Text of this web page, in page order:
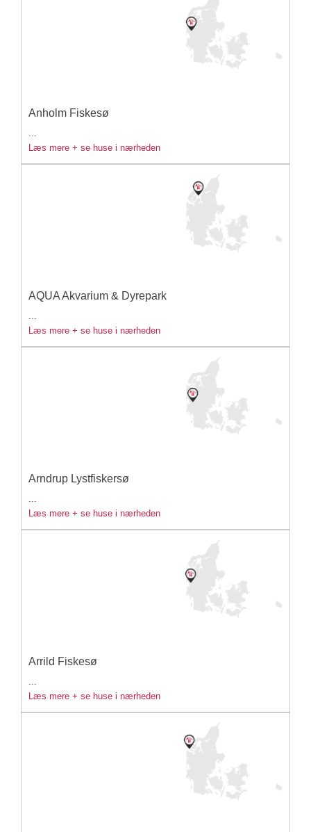
Anholm Fiskesø
...
Læs mere + se huse i nærheden
AQUA Akvarium & Dyrepark
...
Læs mere + se huse i nærheden
Arndrup Lystfiskersø
...
Læs mere + se huse i nærheden
Arrild Fiskesø
...
Læs mere + se huse i nærheden